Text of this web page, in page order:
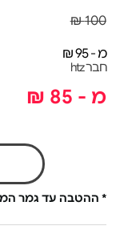
100 ₪
מ - 95 ₪
חבר htz
מ - 85 ₪
* ההטבה עד גמר